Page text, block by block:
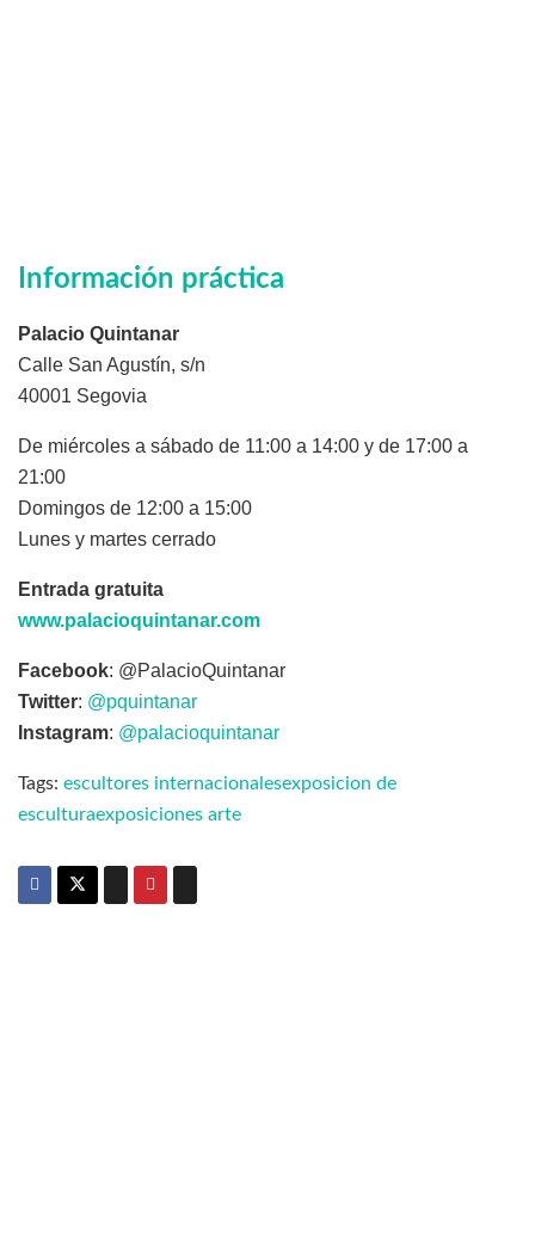
Información práctica
Palacio Quintanar
Calle San Agustín, s/n
40001 Segovia
De miércoles a sábado de 11:00 a 14:00 y de 17:00 a
21:00
Domingos de 12:00 a 15:00
Lunes y martes cerrado
Entrada gratuita
www.palacioquintanar.com
Facebook: @PalacioQuintanar
Twitter: @pquintanar
Instagram: @palacioquintanar
Tags: escultores internacionalesexposicion de
esculturaexposiciones arte